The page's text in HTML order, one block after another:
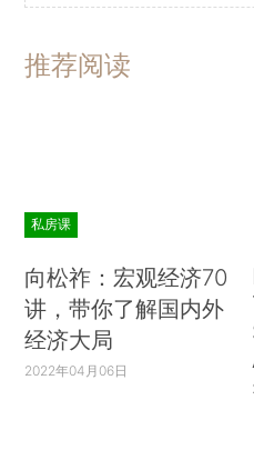
推荐阅读
私房课
向松祚：宏观经济70
讲，带你了解国内外
经济大局
2022年04月06日